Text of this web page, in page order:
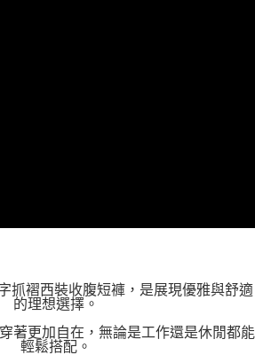
抓褶西裝收腹短褲，是展現優雅與舒適
的理想選擇。
著更加自在，無論是工作還是休閒都能
輕鬆搭配。